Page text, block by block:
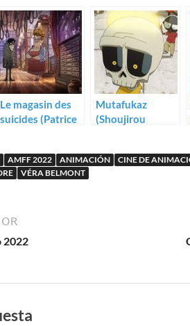
Le magasin des
suicides (Patrice
Mutafukaz
(Shoujirou
Renard)
AMFF 2022 ANIMACIÓN CINE DE
VÉRA BELMONT
2022